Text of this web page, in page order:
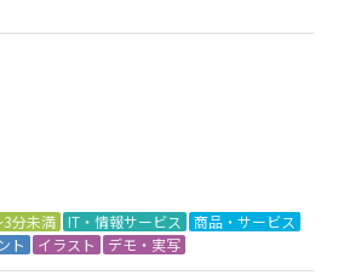
3分未満 IT・情報サービス
商品・サービス
ト イラスト デモ・実写